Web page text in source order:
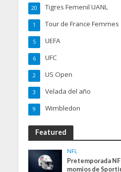
Tigres Femenil UANL
20
Tour de France Femmes
1
UEFA
5
UFC
6
US Open
2
Velada del año
3
Wimbledon
9
Featured
NFL
Pretemporada
momios de